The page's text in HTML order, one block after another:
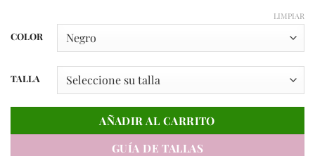
COLOR
TALLA
LIMPIAR
AÑADIR AL CARRITO
GUÍA DE TALLAS